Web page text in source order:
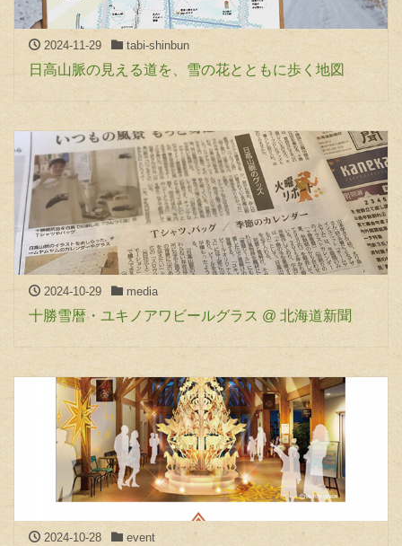
2024-11-29 tabi-shinbun
日高山脈の見える道を、雪の花とともに歩く地図
2024-10-29 media
十勝雪暦・ユキノアワビールグラス @ 北海道新聞
2024-10-28 event